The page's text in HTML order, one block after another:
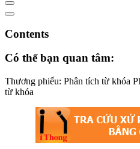
Contents
Có thể bạn quan tâm:
Thương phiếu: Phân tích từ khóa
từ khóa